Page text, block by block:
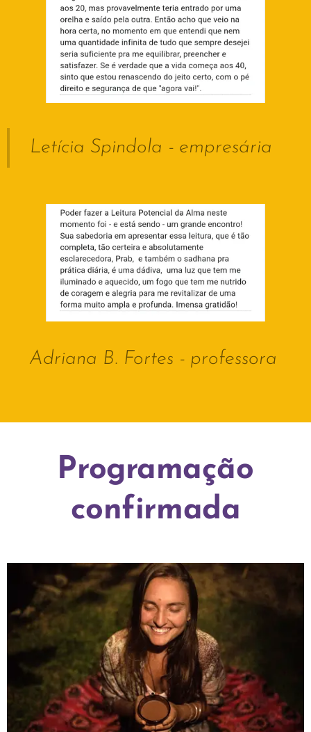
Letícia Spindola - empresária
Adriana B. Fortes - professora
Programação
confirmada